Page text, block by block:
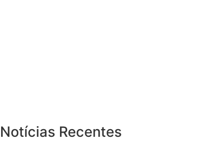
Notícias Recentes